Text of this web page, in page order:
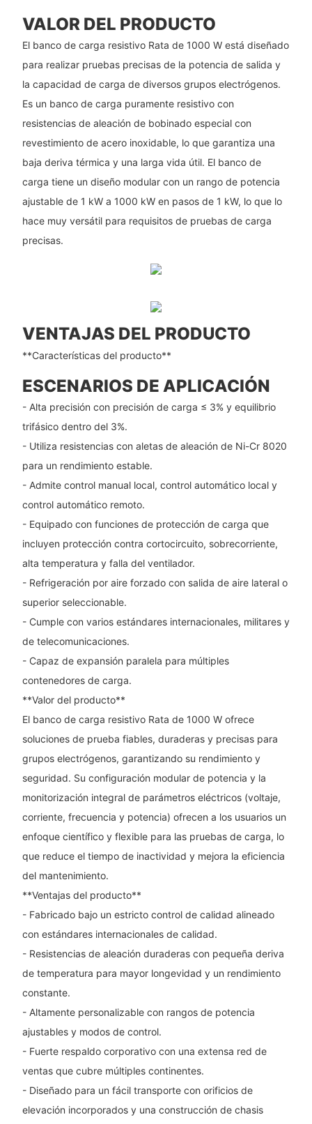
VALOR DEL PRODUCTO
El banco de carga resistivo Rata de 1000 W está diseñado
para realizar pruebas precisas de la potencia de salida y
la capacidad de carga de diversos grupos electrógenos.
Es un banco de carga puramente resistivo con
resistencias de aleación de bobinado especial con
revestimiento de acero inoxidable, lo que garantiza una
baja deriva térmica y una larga vida útil. El banco de
carga tiene un diseño modular con un rango de potencia
ajustable de 1 kW a 1000 kW en pasos de 1 kW, lo que lo
hace muy versátil para requisitos de pruebas de carga
precisas.
VENTAJAS DEL PRODUCTO
**Características del producto**
ESCENARIOS DE APLICACIÓN
- Alta precisión con precisión de carga ≤ 3% y equilibrio
trifásico dentro del 3%.
- Utiliza resistencias con aletas de aleación de Ni-Cr 8020
para un rendimiento estable.
- Admite control manual local, control automático local y
control automático remoto.
- Equipado con funciones de protección de carga que
incluyen protección contra cortocircuito, sobrecorriente,
alta temperatura y falla del ventilador.
- Refrigeración por aire forzado con salida de aire lateral o
superior seleccionable.
- Cumple con varios estándares internacionales, militares y
de telecomunicaciones.
- Capaz de expansión paralela para múltiples
contenedores de carga.
**Valor del producto**
El banco de carga resistivo Rata de 1000 W ofrece
soluciones de prueba fiables, duraderas y precisas para
grupos electrógenos, garantizando su rendimiento y
seguridad. Su configuración modular de potencia y la
monitorización integral de parámetros eléctricos (voltaje,
corriente, frecuencia y potencia) ofrecen a los usuarios un
enfoque científico y flexible para las pruebas de carga, lo
que reduce el tiempo de inactividad y mejora la eficiencia
del mantenimiento.
**Ventajas del producto**
- Fabricado bajo un estricto control de calidad alineado
con estándares internacionales de calidad.
- Resistencias de aleación duraderas con pequeña deriva
de temperatura para mayor longevidad y un rendimiento
constante.
- Altamente personalizable con rangos de potencia
ajustables y modos de control.
- Fuerte respaldo corporativo con una extensa red de
ventas que cubre múltiples continentes.
- Diseñado para un fácil transporte con orificios de
elevación incorporados y una construcción de chasis